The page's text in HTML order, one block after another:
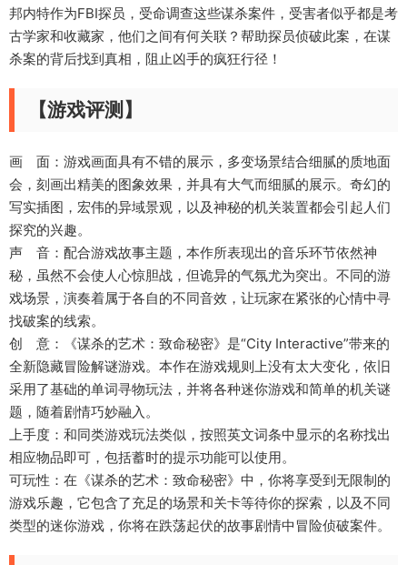
邦内特作为FBI探员，受命调查这些谋杀案件，受害者似乎都是考
古学家和收藏家，他们之间有何关联？帮助探员侦破此案，在谋
杀案的背后找到真相，阻止凶手的疯狂行径！
【游戏评测】
画 面：游戏画面具有不错的展示，多变场景结合细腻的质地面
会，刻画出精美的图象效果，并具有大气而细腻的展示。奇幻的
写实插图，宏伟的异域景观，以及神秘的机关装置都会引起人们
探究的兴趣。
声 音：配合游戏故事主题，本作所表现出的音乐环节依然神
秘，虽然不会使人心惊胆战，但诡异的气氛尤为突出。不同的游
戏场景，演奏着属于各自的不同音效，让玩家在紧张的心情中寻
找破案的线索。
创 意：《谋杀的艺术：致命秘密》是“City Interactive”带来的
全新隐藏冒险解谜游戏。本作在游戏规则上没有太大变化，依旧
采用了基础的单词寻物玩法，并将各种迷你游戏和简单的机关谜
题，随着剧情巧妙融入。
上手度：和同类游戏玩法类似，按照英文词条中显示的名称找出
相应物品即可，包括蓄时的提示功能可以使用。
可玩性：在《谋杀的艺术：致命秘密》中，你将享受到无限制的
游戏乐趣，它包含了充足的场景和关卡等待你的探索，以及不同
类型的迷你游戏，你将在跌荡起伏的故事剧情中冒险侦破案件。